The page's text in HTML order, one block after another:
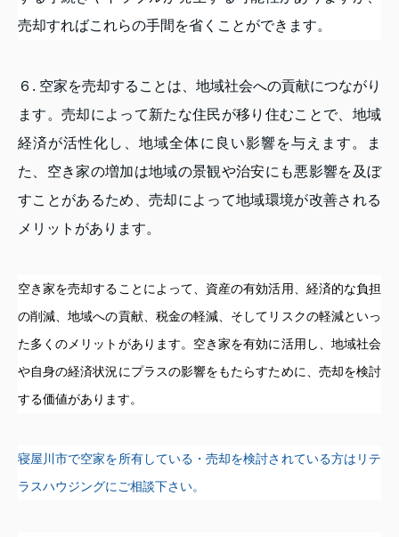
売却すればこれらの手間を省くことができます。
６. 空家を売却することは、地域社会への貢献につながり
ます。売却によって新たな住民が移り住むことで、地域
経済が活性化し、地域全体に良い影響を与えます。ま
た、空き家の増加は地域の景観や治安にも悪影響を及ぼ
すことがあるため、売却によって地域環境が改善される
メリットがあります。
空き家を売却することによって、資産の有効活用、経済的な負担
の削減、地域への貢献、税金の軽減、そしてリスクの軽減といっ
た多くのメリットがあります。空き家を有効に活用し、地域社会
や自身の経済状況にプラスの影響をもたらすために、売却を検討
する価値があります。
寝屋川市で空家を所有している・売却を検討されている方はリテ
ラスハウジングにご相談下さい。